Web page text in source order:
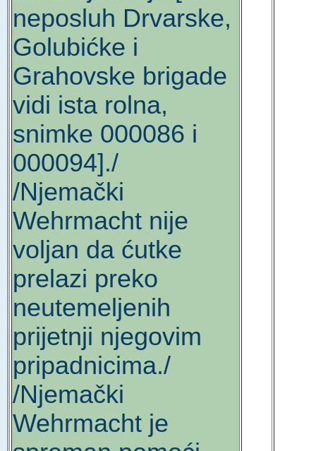
neposluh Drvarske,
Golubićke i
Grahovske brigade
vidi ista rolna,
snimke 000086 i
000094]./
/Njemački
Wehrmacht nije
voljan da ćutke
prelazi preko
neutemeljenih
prijetnji njegovim
pripadnicima./
/Njemački
Wehrmacht je